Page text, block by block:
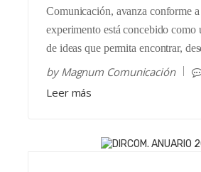
Comunicación, avanza conforme
experimento está concebido como
de ideas que permita encontrar,
byMagnum Comunicación
Leer más